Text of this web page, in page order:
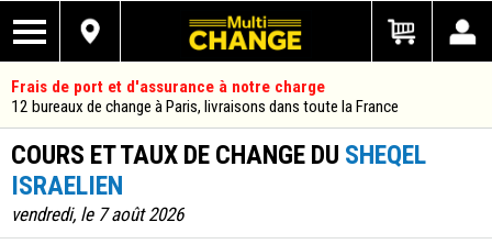
Frais de port et d'assurance à notre charge
12 bureaux de change à Paris, livraisons dans toute la France
COURS ET TAUX DE CHANGE DU SHEQEL
ISRAELIEN
vendredi, le 7 août 2026